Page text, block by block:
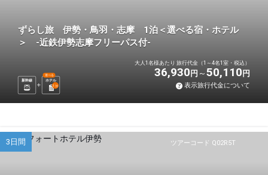
ずらし旅 伊勢・鳥羽・志摩 1泊＜選べる宿・ホテル
＞ -近鉄伊勢志摩フリーパス付-
新幹線 ホテル
選べる
1 泊
大人1名様あたり 旅行代金（1～4名1室・税込）
36,930 円 50,110 円
表示旅行代金について
ツアーコード Q02R5T
3日間